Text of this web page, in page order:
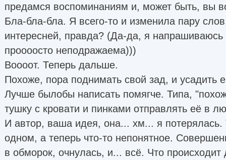
предамся воспоминаниям и, может быть, вы
Бла-бла-бла. Я всего-то и изменила пару
интересней, правда? (Да-да, я
проооосто неподражаема)))
Воооот. Теперь дальше.
Похоже, пора поднимать свой зад, и усадить
Лучше былобы написать помягче. Типа,
тушку с кровати и пинками отправлять её в
И автор, ваша идея, она... хм... я потерялась.
одном, а теперь что-то непонятное.
в обморок, очнулась, и... всё. Что